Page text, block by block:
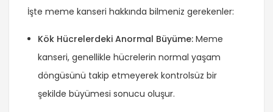
İşte meme kanseri hakkında bilmeniz gerekenler:
Kök Hücrelerdeki Anormal Büyüme: Meme
kanseri, genellikle hücrelerin normal yaşam
döngüsünü takip etmeyerek kontrolsüz bir
şekilde büyümesi sonucu oluşur.